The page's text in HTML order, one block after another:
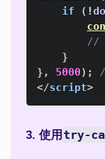
if
( !
//
}
} , 5000) ;
</script>
3. 使用 try-